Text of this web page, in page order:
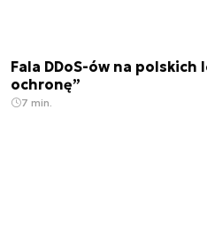
Fala DDoS-ów na polskich
ochronę”
7 min.